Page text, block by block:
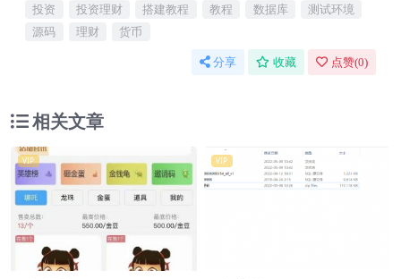
投资
投资理财 搭建教程 教程 数据库
测试环境
源码
理财 货币
分享 收藏 点赞(0)
相关文章
VIP VIP